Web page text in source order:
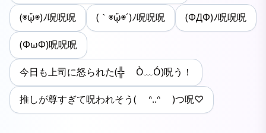
(◉ᾥ◉)ﾉ呪呪呪 (｀◉ᾥ◉´)ﾉ呪呪呪 (ΦДΦ)ﾉ呪呪呪
(ΦωΦ)呪呪呪
今日も上司に怒られた(╬ Ò﹏Ó)呪う！
推しが尊すぎて呪われそう( ᐢ..ᐢ )つ呪♡